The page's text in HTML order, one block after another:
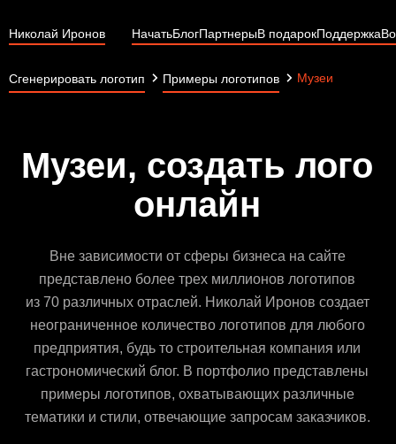
Николай Иронов НачатьБлогПартнерыВ подарокПоддержка
Сгенерировать логотип Примеры логотипов Музеи
Музеи, создать лого
онлайн
Вне зависимости от сферы бизнеса на сайте
представлено более трех миллионов логотипов
из 70 различных отраслей. Николай Иронов создает
неограниченное количество логотипов для любого
предприятия, будь то строительная компания или
гастрономический блог. В портфолио представлены
примеры логотипов, охватывающих различные
тематики и стили, отвечающие запросам заказчиков.